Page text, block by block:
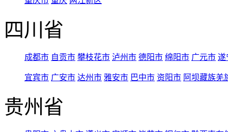
四川省
成都市 自贡市 攀枝花市 泸州市 德阳市 绵阳市 广元市 遂
宜宾市 广安市 达州市 雅安市 巴中市 资阳市 阿坝藏族羌
贵州省